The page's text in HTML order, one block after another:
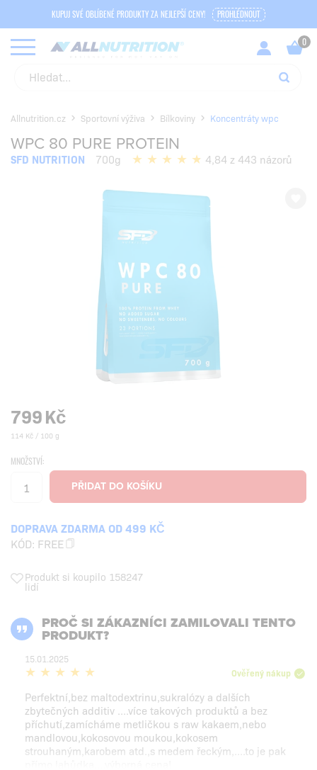
KUPUJ SVÉ OBLÍBENÉ PRODUKTY ZA NEJLEPŠÍ CENY! PROHLÉDNOUT
Allnutrition.cz Sportovní výživa Bílkoviny Koncentráty wpc
WPC 80 PURE PROTEIN
SFD NUTRITION 700g 4,84 z 443 názorů
799Kč
114 Kč / 100 g
MNOŽSTVÍ:
DOPRAVA ZDARMA OD 499 KČ
KÓD: FREE
Produkt si koupilo 158247
lidí
PROČ SI ZÁKAZNÍCI ZAMILOVALI TENTO
PRODUKT?
15.01.2025
Ověřený nákup
Perfektní,bez maltodextrinu,sukralózy a dalších
zbytečných additiv ....více takových produktů a bez
příchutí,zamícháme metličkou s raw kakaem,nebo
mandlovou,kokosovou moukou,kokosem
strouhaným,karobem atd.,s medem řeckým,....to je pak